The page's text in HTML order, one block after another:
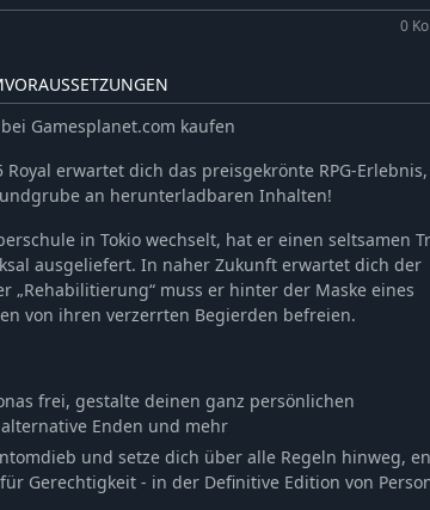
0
Gamesplanet.com kaufen
erwartet dich das preisgekrönte RPG-Erlebnis,
an herunterladbaren Inhalten!
in Tokio wechselt, hat er einen seltsamen
ausgeliefert. In naher Zukunft erwartet dich der
„Rehabilitierung“ muss er hinter der Maske eines
von ihren verzerrten Begierden befreien.
frei, gestalte deinen ganz persönlichen
Enden und mehr
und setze dich über alle Regeln hinweg,
Gerechtigkeit - in der Definitive Edition von